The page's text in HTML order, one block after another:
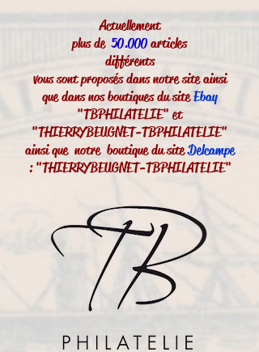
Actuellement
plus de50.000articles
différents
vous sont proposés dans notre site ainsi
que dans nos boutiques du siteEbay
"TBPHILATELIE" et
"THIERRYBEUGNET-TBPHILATELIE"
ainsi que notre boutique du siteDelcampe
: "THIERRYBEUGNET-TBPHILATELIE"